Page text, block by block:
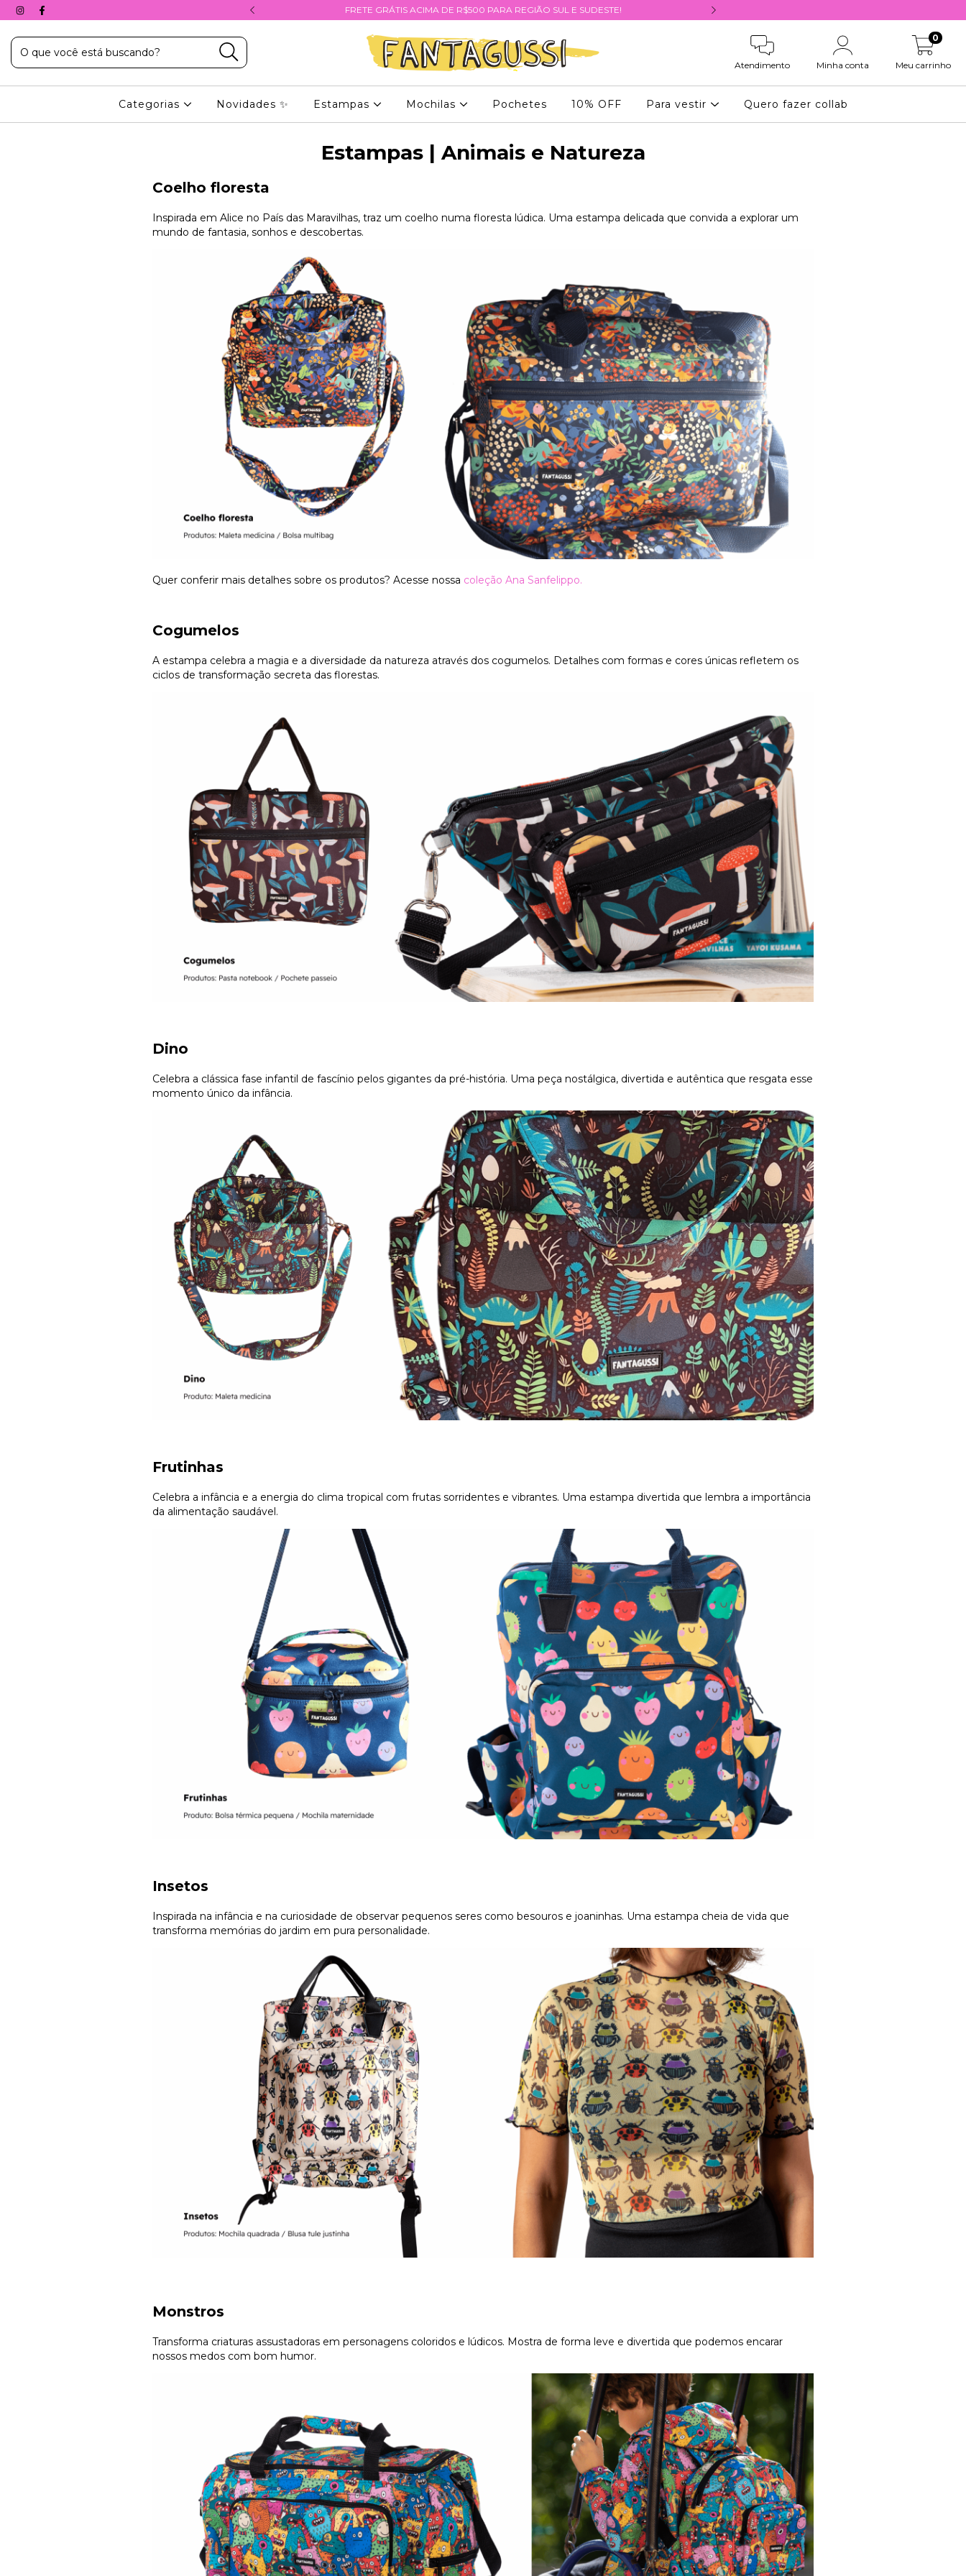
COM O CUPOM: 10%PRIMEIRACOMPRA FRETE GRÁTIS ACIMA DE R$500 PARA REGIÃO SUL E SUDESTE!
Atendimento Minha conta Meu carrinho
0
Categorias Novidades ✨ Estampas Mochilas Pochetes 10% OFF Para vestir Quero fazer collab
Estampas | Animais e Natureza
Coelho floresta
Inspirada em Alice no País das Maravilhas, traz um coelho numa floresta lúdica. Uma estampa delicada que convida a explorar um
mundo de fantasia, sonhos e descobertas.
Quer conferir mais detalhes sobre os produtos? Acesse nossa coleção Ana Sanfelippo.
Cogumelos
A estampa celebra a magia e a diversidade da natureza através dos cogumelos. Detalhes com formas e cores únicas refletem os
ciclos de transformação secreta das florestas.
Dino
Celebra a clássica fase infantil de fascínio pelos gigantes da pré-história. Uma peça nostálgica, divertida e autêntica que resgata esse
momento único da infância.
Frutinhas
Celebra a infância e a energia do clima tropical com frutas sorridentes e vibrantes. Uma estampa divertida que lembra a importância
da alimentação saudável.
Insetos
Inspirada na infância e na curiosidade de observar pequenos seres como besouros e joaninhas. Uma estampa cheia de vida que
transforma memórias do jardim em pura personalidade.
Monstros
Transforma criaturas assustadoras em personagens coloridos e lúdicos. Mostra de forma leve e divertida que podemos encarar
nossos medos com bom humor.